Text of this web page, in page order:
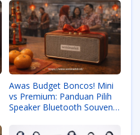
Awas Budget Boncos! Mini
vs Premium: Panduan Pilih
Speaker Bluetooth Souvenir